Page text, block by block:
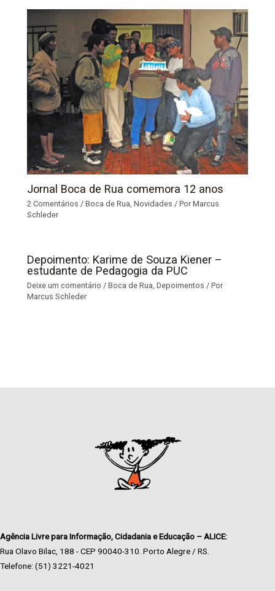
Jornal Boca de Rua comemora 12 anos
2 Comentários /Boca de Rua,Novidades / PorMarcus
Schleder
Depoimento: Karime de Souza Kiener –
estudante de Pedagogia da PUC
Deixe um comentário /Boca de Rua ,Depoimentos / Por
Marcus Schleder
Agência Livre para Informação, Cidadania e Educação – ALICE:
Rua Olavo Bilac, 188 - CEP 90040-310. Porto Alegre / RS.
Telefone: (51) 3221-4021